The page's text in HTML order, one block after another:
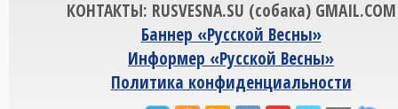
КОНТАКТЫ: RUSVESNA.SU (собака) GMAIL.COM
Баннер «Русской Весны»
Информер «Русской Весны»
Политика конфиденциальности